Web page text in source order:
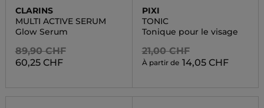
CLARINS
MULTI ACTIVE SERUM
Glow Serum
89,90 CHF
60,25 CHF
PIXI
TONIC
Tonique pour le visage
21,00 CHF
À partir de 14,05 CHF